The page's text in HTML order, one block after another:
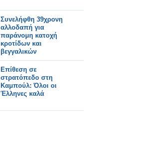
Συνελήφθη 39χρονη
αλλοδαπή για
παράνομη κατοχή
κροτίδων και
βεγγαλικών
Επίθεση σε
στρατόπεδο στη
Καμπούλ: Όλοι οι
Έλληνες καλά